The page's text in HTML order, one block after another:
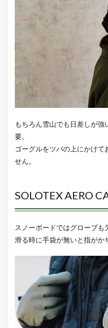
もちろん雪山でも日差しが
要。
ゴーグルをツバの上にかけて
せん。
SOLOTEX AERO
スノーボードではグローブも
滑る時に手袋が無いと指がか